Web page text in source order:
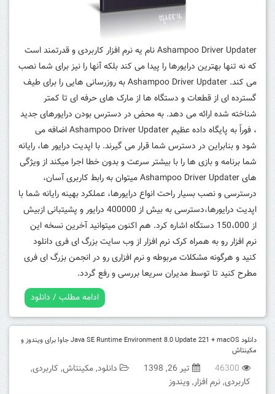
Ashampoo Driver Updater نام یه نرم افزار کاربردی و قدرتمند است
که نه تنها بهترین درایورها را پیدا می کند بلکه آنها را نیز برای شما نصب
می کند. Ashampoo Driver Updater به روزرسانی هایی را برای طیف
گسترده ای از قطعات و دستگاه ها از مارک های حرفه ای تا کمتر
شناخته شده ارائه می دهد. به محض در دسترس بودن درایورهای جدید
، فوراً به پایگاه داده عظیم Ashampoo Driver Updater اضافه می
شود و بنابراین در دسترس شما قرار می گیرند. با اپدیت درایور ها، رایانه
شما برنامه و بازی ها را با بیشتر سرعت و بدون خطا اجرا میکند از ویژگی
های Ashampoo Driver Updater میتوان به رابط کاربری آسان،
درسترسی و نصب بسیار راحت انواع درایورها، عملکرد بهینه رایانه شما با
اپدیت درایورها،دسترسی به بیش از 400000 درایور و پشیتبانی ازبیش
از 150،000 دستگاه اشاره کرد.
هم اکنون میتوانید آخرین نسخه این
نرم افزار رو به همراه کرک نرم افزار از وب سایت بزرگ ای فری دانلود
کنید و هرگونه مشکلات مربوطه و نرم افزاری رو در انجمن بزرگ ای فری
مطرح کنید تا توسط مدیران سریعا بررسی و رفع گردد.
ادامه مطلب / دانلود
دانلود Java SE Runtime Environment 8.0 Update 221 + macOS جاوا برای ویندوز و
مکینتاش
46300 تیر 26, 1398 دانلود,مکینتاش, کاربردی,
کاربردی,نرم افزار,ویندوز